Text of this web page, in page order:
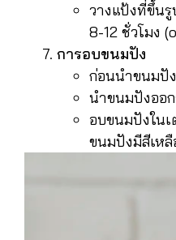
วางแป้งที่ขึ้น
8-12 ชั่วโมง
การอบขนมปัง
ก่อนนำขนมปั
นำขนมปังออ
อบขนมปังใน
ขนมปังมีสีเห